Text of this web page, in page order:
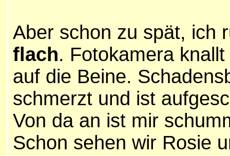
Aber schon zu spät, ich
flach. Fotokamera
auf die Beine.
schmerzt und ist
Von da an ist mir
Schon sehen wir Rosie